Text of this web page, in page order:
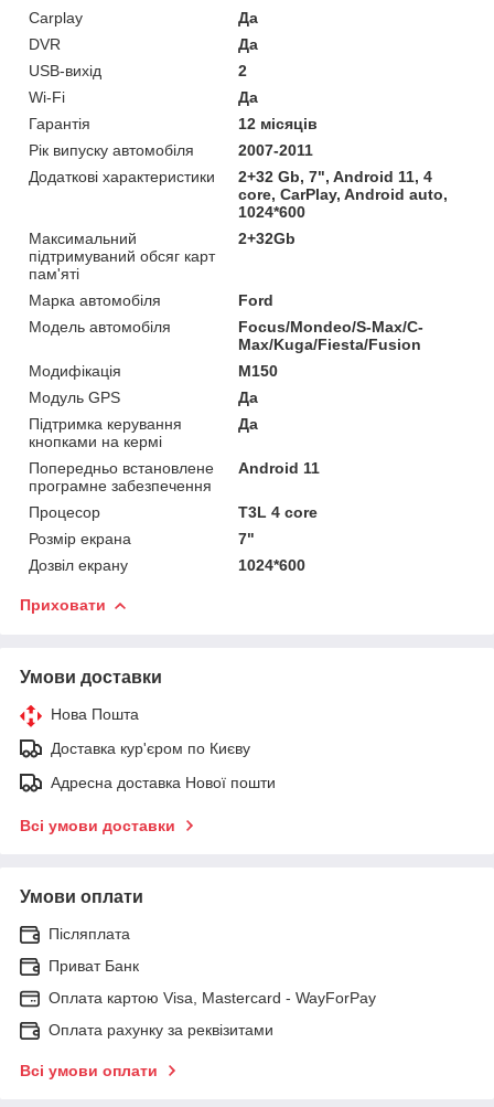
Carplay
Да
DVR
Да
USB-вихід
2
Wi-Fi
Да
Гарантія
12 місяців
Рік випуску автомобіля
2007-2011
Додаткові характеристики
2+32 Gb, 7", Android 11, 4
core, CarPlay, Android auto,
1024*600
Максимальний
підтримуваний обсяг карт
пам'яті
2+32Gb
Марка автомобіля
Ford
Модель автомобіля
Focus/Mondeo/S-Max/C-
Max/Kuga/Fiesta/Fusion
Модифікація
M150
Модуль GPS
Да
Підтримка керування
кнопками на кермі
Да
Попередньо встановлене
програмне забезпечення
Android 11
Процесор
T3L 4 core
Розмір екрана
7"
Дозвіл екрану
1024*600
Приховати
Умови доставки
Нова Пошта
Доставка кур'єром по Києву
Адресна доставка Нової пошти
Всі умови доставки
Умови оплати
Післяплата
Приват Банк
Оплата картою Visa, Mastercard - WayForPay
Оплата рахунку за реквізитами
Всі умови оплати